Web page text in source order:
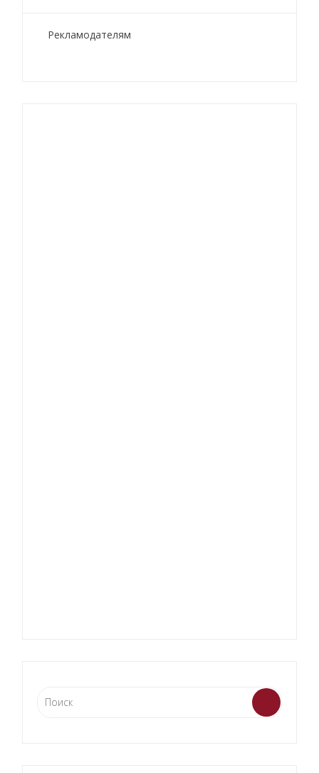
Рекламодателям